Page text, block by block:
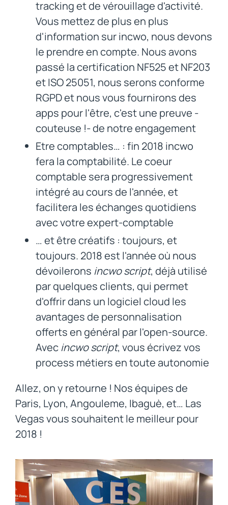
tracking et de vérouillage d'activité.
Vous mettez de plus en plus
d'information sur incwo, nous devons
le prendre en compte. Nous avons
passé la certification NF525 et NF203
et ISO 25051, nous serons conforme
RGPD et nous vous fournirons des
apps pour l'être, c'est une preuve -
couteuse !- de notre engagement
Etre comptables… : fin 2018 incwo
fera la comptabilité. Le coeur
comptable sera progressivement
intégré au cours de l'année, et
facilitera les échanges quotidiens
avec votre expert-comptable
… et être créatifs : toujours, et
toujours. 2018 est l'année où nous
dévoilerons incwo script, déjà utilisé
par quelques clients, qui permet
d'offrir dans un logiciel cloud les
avantages de personnalisation
offerts en général par l'open-source.
Avecincwo script, vous écrivez vos
process métiers en toute autonomie
Allez, on y retourne ! Nos équipes de
Paris, Lyon, Angouleme, Ibaguè, et… Las
Vegas vous souhaitent le meilleur pour
2018 !